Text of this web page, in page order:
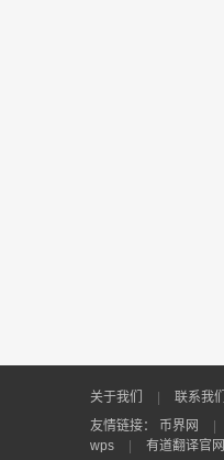
关于我们 联系我们
友情链接： 币界网
wps
有道翻译官网